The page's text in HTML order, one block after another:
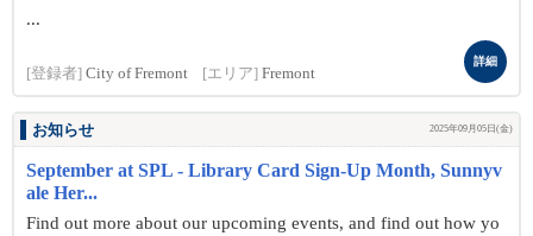
...
[登録者] City of Fremont [エリア] Fremont
詳細
お知らせ 2025年09月05日(金)
September at SPL - Library Card Sign-Up Month, Sunnyv
ale Her...
Find out more about our upcoming events, and find out how yo